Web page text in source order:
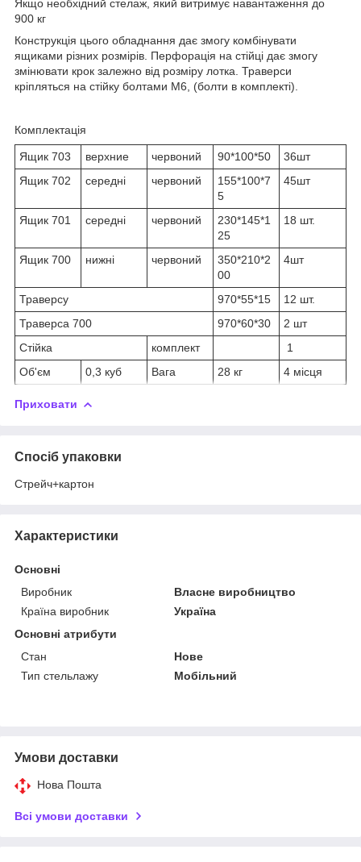
Якщо необхідний стелаж, який витримує навантаження до
900 кг
Конструкція цього обладнання дає змогу комбінувати
ящиками різних розмірів. Перфорація на стійці дає змогу
змінювати крок залежно від розміру лотка. Траверси
кріпляться на стійку болтами М6, (болти в комплекті).
Комплектація
Ящик 703 верхние червоний 90*100*50
36шт
Ящик 702
середні червоний
155*100*7
5
45шт
Ящик 701 середні червоний
230*145*1
25
18 шт.
Ящик 700 нижні червоний
350*210*2
00
4шт
Траверсу 970*55*15
12 шт.
Траверса 700
970*60*30
2 шт
Стійка
комплект
1
Об'єм
0,3 куб Вага 28 кг 4 місця
Приховати
Спосіб упаковки
Стрейч+картон
Характеристики
Основні
Виробник
Власне виробництво
Країна виробник
Україна
Основні атрибути
Стан
Нове
Тип стельлажу
Мобільний
Умови доставки
Нова Пошта
Всі умови доставки